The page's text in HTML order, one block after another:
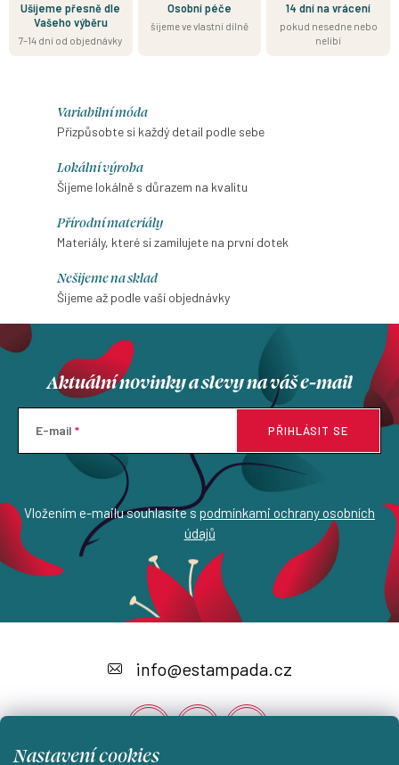
Nastavení cookies
Ušijeme přesně dle
Vašeho výběru
7–14 dní od objednávky
Osobní péče
šijeme ve vlastní dílně
14 dní na vrácení
pokud nesedne nebo
nelíbí
Variabilní móda
Přizpůsobte si každý detail podle sebe
Lokální výroba
Šijeme lokálně s důrazem na kvalitu
Přírodní materiály
Materiály, které si zamilujete na první dotek
Nešijeme na sklad
Šijeme až podle vaší objednávky
Aktuální novinky a slevy na váš e-mail
E-mail
Vložením e-mailu souhlasíte s podmínkami ochrany osobních
údajů
PŘIHLÁSIT SE
a
info@estampada.cz